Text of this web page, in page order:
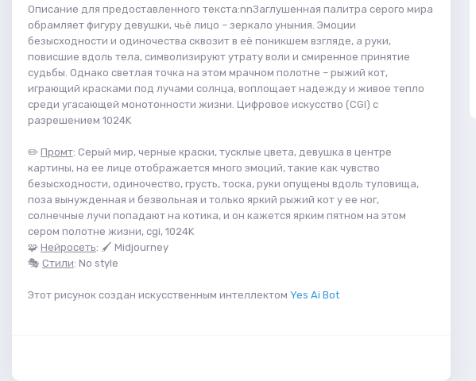
Описание для предоставленного текста:nnЗаглушенная палитра серого мира
обрамляет фигуру девушки, чьё лицо – зеркало уныния. Эмоции
безысходности и одиночества сквозит в её поникшем взгляде, а руки,
повисшие вдоль тела, символизируют утрату воли и смиренное принятие
судьбы. Однако светлая точка на этом мрачном полотне – рыжий кот,
играющий красками под лучами солнца, воплощает надежду и живое тепло
среди угасающей монотонности жизни. Цифровое искусство (CGI) с
разрешением 1024K
✏️ Промт: Серый мир, черные краски, тусклые цвета, девушка в центре
картины, на ее лице отображается много эмоций, такие как чувство
безысходности, одиночество, грусть, тоска, руки опущены вдоль туловища,
поза вынужденная и безвольная и только яркий рыжий кот у ее ног,
солнечные лучи попадают на котика, и он кажется ярким пятном на этом
сером полотне жизни, cgi, 1024K
🧩 Нейросеть: 🖌 Midjourney
🎭 Стили: No style
Этот рисунок создан искусственным интеллектом Yes Ai Bot